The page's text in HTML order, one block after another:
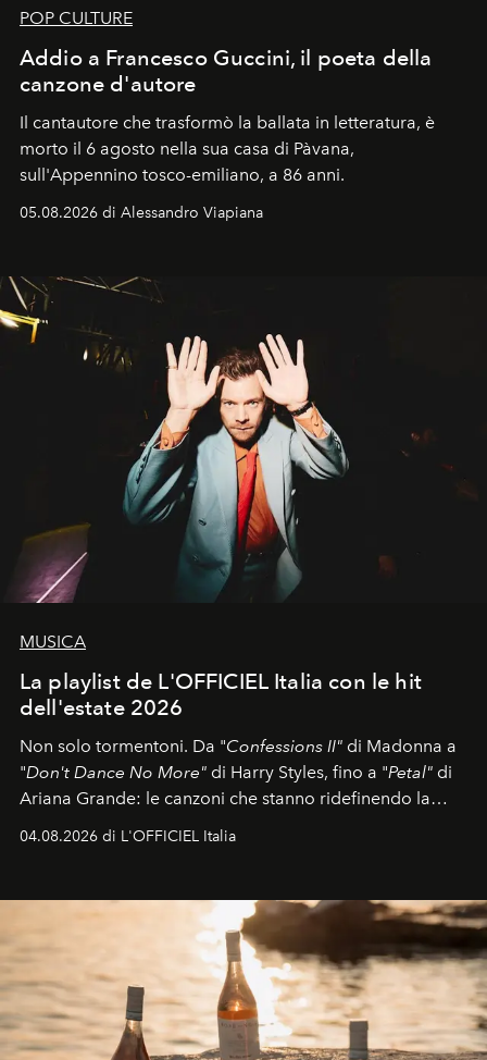
POP CULTURE
Addio a Francesco Guccini, il poeta della
canzone d'autore
Il cantautore che trasformò la ballata in letteratura, è
morto il 6 agosto nella sua casa di Pàvana,
sull'Appennino tosco-emiliano, a 86 anni.
05.08.2026 di Alessandro Viapiana
MUSICA
La playlist de L'OFFICIEL Italia con le hit
dell'estate 2026
Non solo tormentoni. Da "Confessions II" di Madonna a
"Don't Dance No More" di Harry Styles, fino a "Petal" di
Ariana Grande: le canzoni che stanno ridefinendo la
colonna sonora della stagione.
04.08.2026 di L'OFFICIEL Italia